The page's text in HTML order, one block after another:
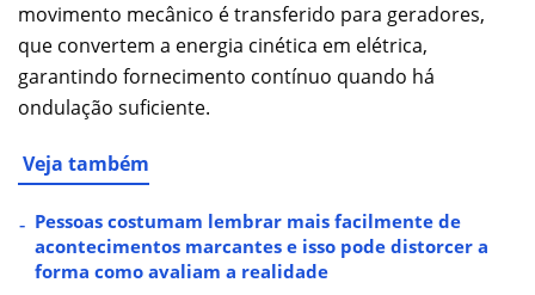
movimento mecânico é transferido para geradores,
que convertem a energia cinética em elétrica,
garantindo fornecimento contínuo quando há
ondulação suficiente.
Veja também
Pessoas costumam lembrar mais facilmente de
acontecimentos marcantes e isso pode distorcer a
forma como avaliam a realidade